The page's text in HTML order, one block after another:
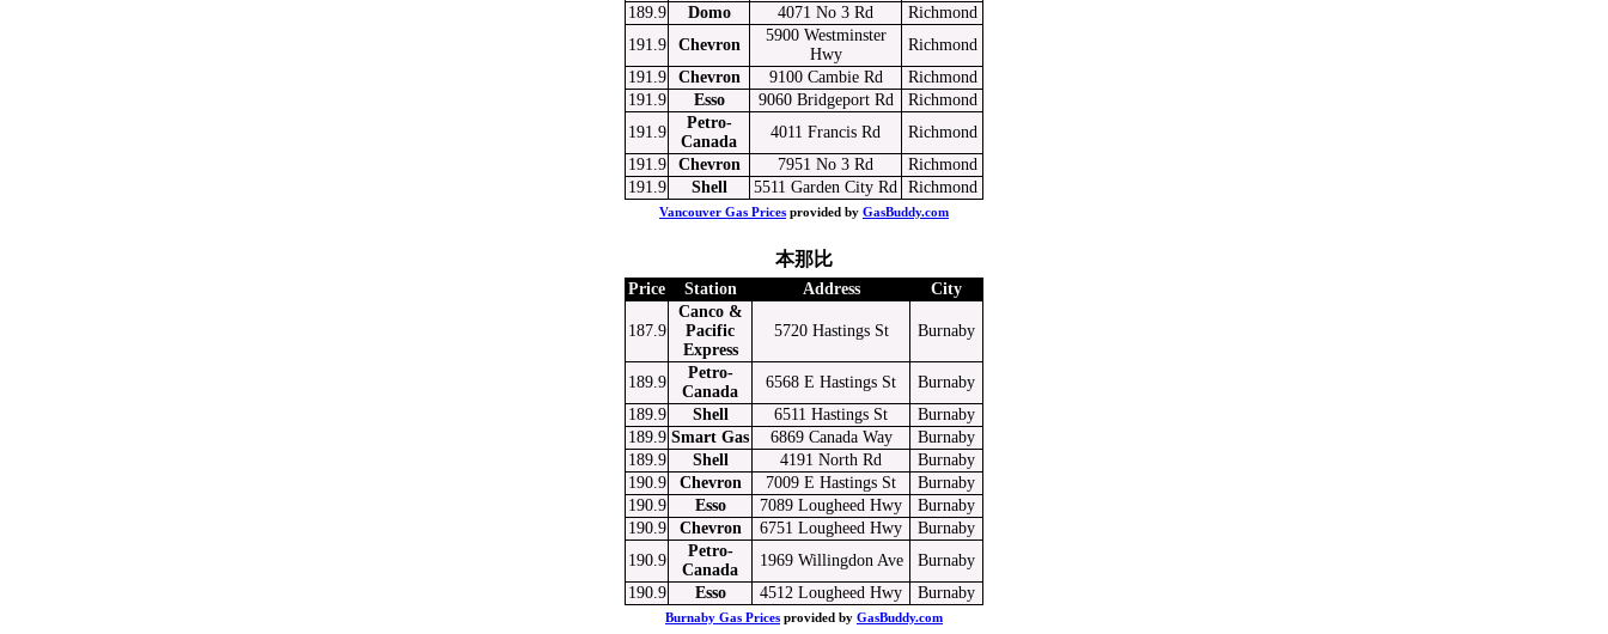
189.9
Domo 4071 No 3 Rd
Richmond
191.9
Chevron
5900 Westminster
Hwy
Richmond
191.9
Chevron 9100 Cambie Rd
Richmond
191.9
Esso 9060 Bridgeport Rd
Richmond
191.9
Petro-
Canada
4011 Francis Rd
Richmond
191.9
Chevron 7951 No 3 Rd
Richmond
191.9
Shell 5511 Garden City Rd Richmond
Vancouver Gas Prices provided by GasBuddy.com
本那比
Price Station Address City
187.9
Canco &
Pacific
Express
5720 Hastings St Burnaby
189.9
Petro-
Canada
6568 E Hastings St
Burnaby
189.9
Shell 6511 Hastings St
Burnaby
189.9 Smart Gas 6869 Canada Way
Burnaby
189.9
Shell 4191 North Rd
Burnaby
190.9
Chevron 7009 E Hastings St
Burnaby
190.9
Esso 7089 Lougheed Hwy
Burnaby
190.9
Chevron 6751 Lougheed Hwy
Burnaby
190.9
Petro-
Canada
1969 Willingdon Ave
Burnaby
190.9
Esso 4512 Lougheed Hwy Burnaby
Burnaby Gas Prices provided by GasBuddy.com